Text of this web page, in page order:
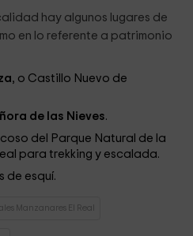
hay algunos lugares de
en lo referente a patrimonio
, o Castillo Nuevo de
de las Nieves.
del Parque Natural de la
para trekking y escalada.
de esquí.
Manzanares El Real